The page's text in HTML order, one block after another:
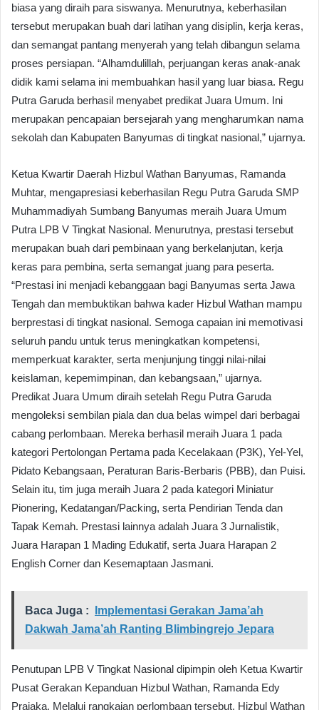
biasa yang diraih para siswanya. Menurutnya, keberhasilan
tersebut merupakan buah dari latihan yang disiplin, kerja keras,
dan semangat pantang menyerah yang telah dibangun selama
proses persiapan. “Alhamdulillah, perjuangan keras anak-anak
didik kami selama ini membuahkan hasil yang luar biasa. Regu
Putra Garuda berhasil menyabet predikat Juara Umum. Ini
merupakan pencapaian bersejarah yang mengharumkan nama
sekolah dan Kabupaten Banyumas di tingkat nasional,” ujarnya.
Ketua Kwartir Daerah Hizbul Wathan Banyumas, Ramanda
Muhtar, mengapresiasi keberhasilan Regu Putra Garuda SMP
Muhammadiyah Sumbang Banyumas meraih Juara Umum
Putra LPB V Tingkat Nasional. Menurutnya, prestasi tersebut
merupakan buah dari pembinaan yang berkelanjutan, kerja
keras para pembina, serta semangat juang para peserta.
“Prestasi ini menjadi kebanggaan bagi Banyumas serta Jawa
Tengah dan membuktikan bahwa kader Hizbul Wathan mampu
berprestasi di tingkat nasional. Semoga capaian ini memotivasi
seluruh pandu untuk terus meningkatkan kompetensi,
memperkuat karakter, serta menjunjung tinggi nilai-nilai
keislaman, kepemimpinan, dan kebangsaan,” ujarnya.
Predikat Juara Umum diraih setelah Regu Putra Garuda
mengoleksi sembilan piala dan dua belas wimpel dari berbagai
cabang perlombaan. Mereka berhasil meraih Juara 1 pada
kategori Pertolongan Pertama pada Kecelakaan (P3K), Yel-Yel,
Pidato Kebangsaan, Peraturan Baris-Berbaris (PBB), dan Puisi.
Selain itu, tim juga meraih Juara 2 pada kategori Miniatur
Pionering, Kedatangan/Packing, serta Pendirian Tenda dan
Tapak Kemah. Prestasi lainnya adalah Juara 3 Jurnalistik,
Juara Harapan 1 Mading Edukatif, serta Juara Harapan 2
English Corner dan Kesemaptaan Jasmani.
Baca Juga :
Implementasi Gerakan Jama’ah
Dakwah Jama’ah Ranting Blimbingrejo Jepara
Penutupan LPB V Tingkat Nasional dipimpin oleh Ketua Kwartir
Pusat Gerakan Kepanduan Hizbul Wathan, Ramanda Edy
Prajaka. Melalui rangkaian perlombaan tersebut, Hizbul Wathan